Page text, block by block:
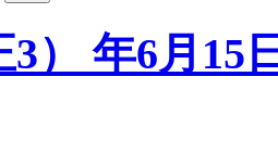
3） 年6月15